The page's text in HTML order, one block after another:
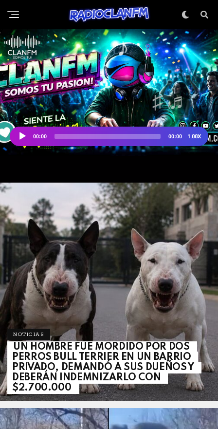
NOTICIAS
UN HOMBRE FUE MORDIDO POR DOS
PERROS BULL TERRIER EN UN BARRIO
PRIVADO, DEMANDÓ A SUS DUEÑOS Y
DEBERÁN INDEMNIZARLO CON
$2.700.000